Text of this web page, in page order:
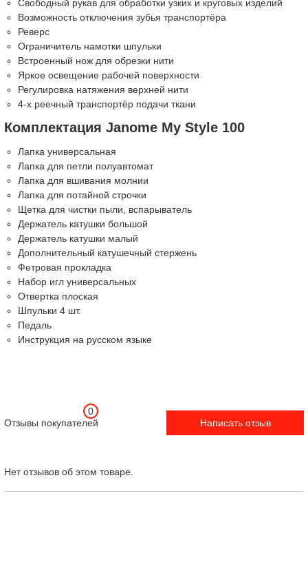
Свободный рукав для обработки узких и круговых изделий
Возможность отключения зубья транспортёра
Реверс
Ограничитель намотки шпульки
Встроенный нож для обрезки нити
Яркое освещение рабочей поверхности
Регулировка натяжения верхней нити
4-х реечный транспортёр подачи ткани
Комплектация Janome My Style 100
Лапка универсальная
Лапка для петли полуавтомат
Лапка для вшивания молнии
Лапка для потайной строчки
Щетка для чистки пыли, вспарыватель
Держатель катушки большой
Держатель катушки малый
Дополнительный катушечный стержень
Фетровая прокладка
Набор игл универсальных
Отвертка плоская
Шпульки 4 шт.
Педаль
Инструкция на русском языке
Отзывы покупателей
0
Написать отзыв
Нет отзывов об этом товаре.